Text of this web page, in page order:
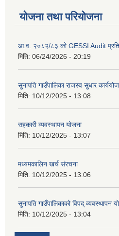
योजना तथा परियोजना
आ.व. २०८२/८३ को GESSI Audit
मिति: 06/24/2026 - 20:19
सुनापति गाउँपालिका राजस्व सुधार
मिति: 10/12/2025 - 13:08
सहकारी व्यवस्थापन योजना
मिति: 10/12/2025 - 13:07
मध्यमकालिन खर्च संरचना
मिति: 10/12/2025 - 13:06
सुनापति गाउँपालिकाको विपद् व्यवस्थापन
मिति: 10/12/2025 - 13:04